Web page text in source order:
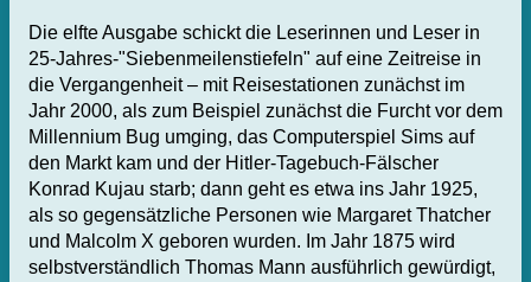
Die elfte Ausgabe schickt die Leserinnen und Leser in
25-Jahres-"Siebenmeilenstiefeln" auf eine Zeitreise in
die Vergangenheit – mit Reisestationen zunächst im
Jahr 2000, als zum Beispiel zunächst die Furcht vor dem
Millennium Bug umging, das Computerspiel Sims auf
den Markt kam und der Hitler-Tagebuch-Fälscher
Konrad Kujau starb; dann geht es etwa ins Jahr 1925,
als so gegensätzliche Personen wie Margaret Thatcher
und Malcolm X geboren wurden. Im Jahr 1875 wird
selbstverständlich Thomas Mann ausführlich gewürdigt,